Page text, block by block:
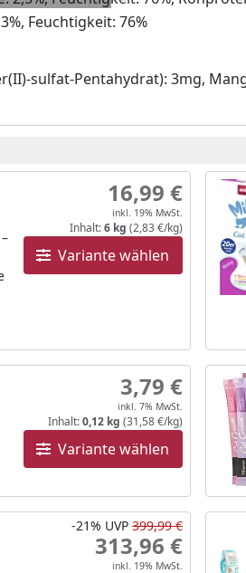
Feuchtigkeit: 76%
sulfat-Pentahydrat): 3mg,
Variante wählen
16,99 €
inkl. 19% MwSt.
Inhalt:6 kg (2,83 €/kg)
Variante wählen
3,79 €
inkl. 7% MwSt.
Inhalt:0,12 kg (31,58 €/kg)
-21% UVP 399,99 €
313,96 €
inkl. 19% MwSt.